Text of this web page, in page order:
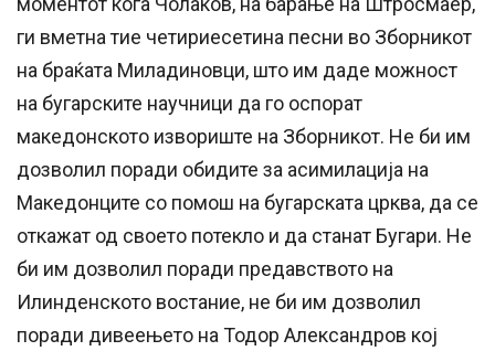
ги вметна тие четириесетина песни во Зборникот
на браќата Миладиновци, што им даде можност
на бугарските научници да го оспорат
македонското извориште на Зборникот. Не би им
дозволил поради обидите за асимилација на
Македонците со помош на бугарската црква, да се
откажат од своето потекло и да станат Бугари. Не
би им дозволил поради предавството на
Илинденското востание, не би им дозволил
поради дивеењето на Тодор Александров кој